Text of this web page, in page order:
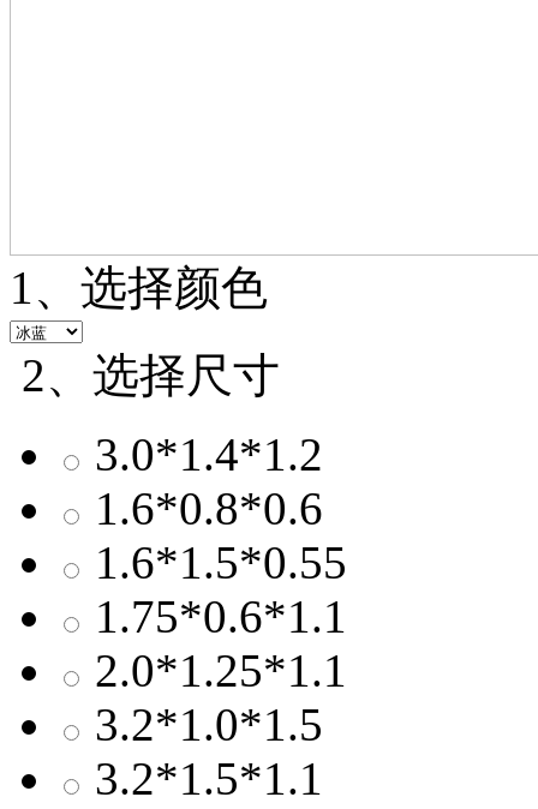
1、选择颜色
2、选择尺寸
3.0*1.4*1.2
1.6*0.8*0.6
1.6*1.5*0.55
1.75*0.6*1.1
2.0*1.25*1.1
3.2*1.0*1.5
3.2*1.5*1.1